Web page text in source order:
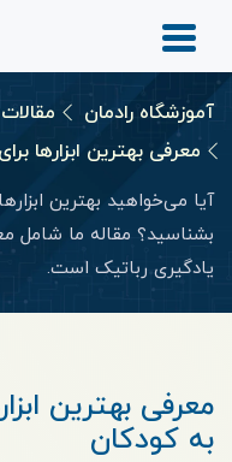
آموزشگاه رادمان مقالات
معرفی بهترین ابزارها
آیا می‌خواهید بهترین
بشناسید؟ مقاله ما شامل
یادگیری رباتیک است.
معرفی بهترین
به کودکان